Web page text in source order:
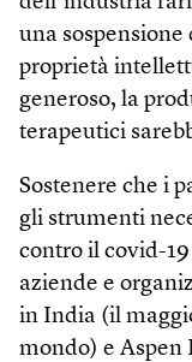
una
proprietà
generoso, la
terapeutici
Sostenere che i
gli strumenti
contro il covid-
aziende e
in India (il
mondo) e Aspen